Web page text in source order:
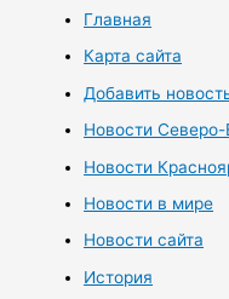
Главная
Карта сайта
Добавить
Новости Северо-
Новости
Новости в мире
Новости сайта
История